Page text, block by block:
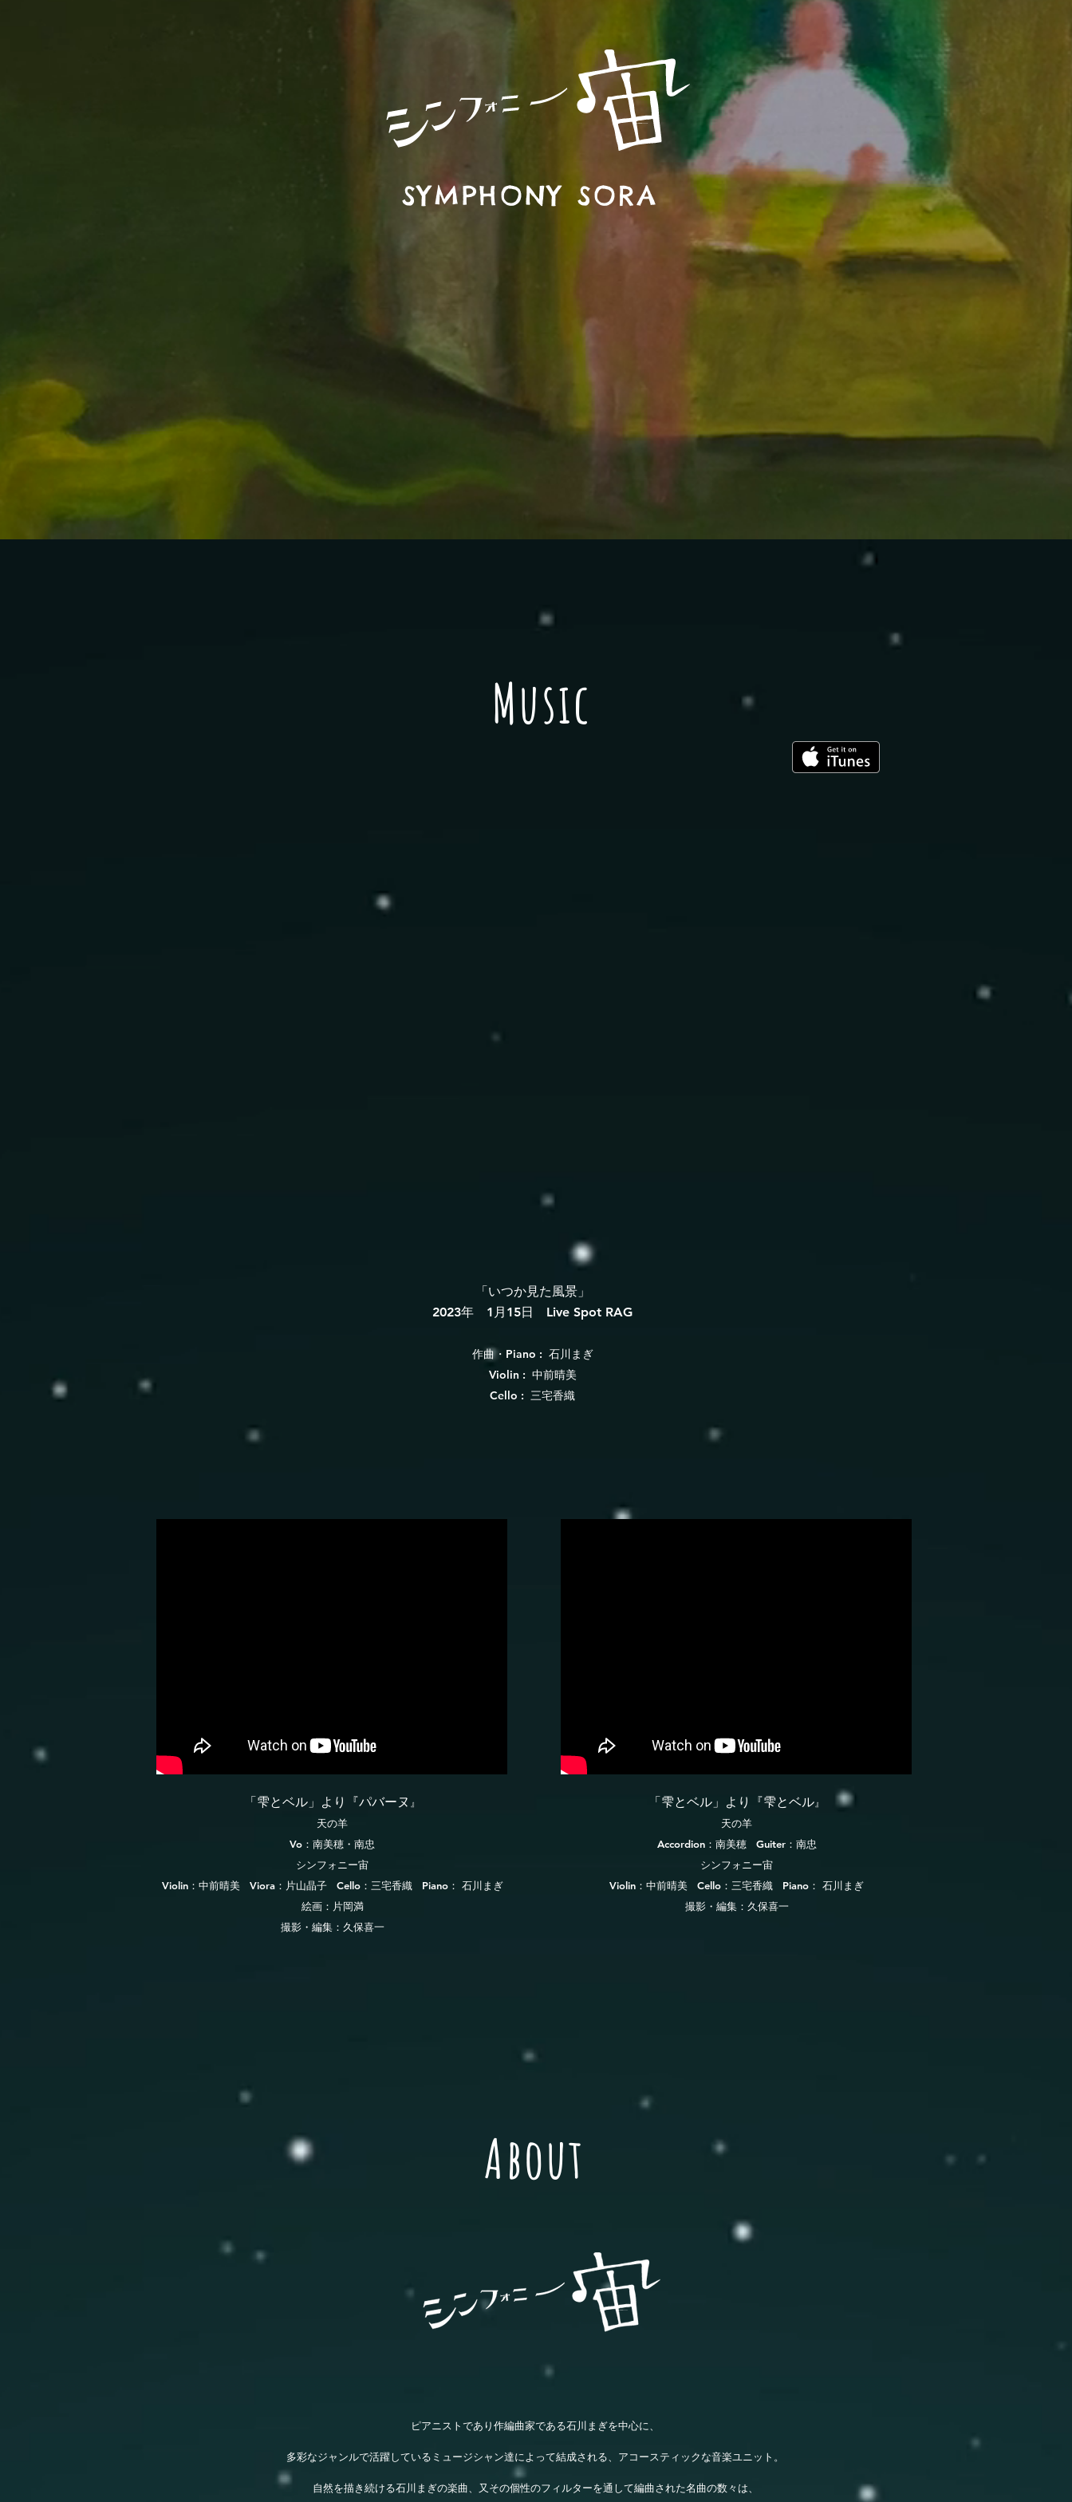
SYMPHONY SORA
​Music
「いつか見た風景」
2023年 1月15日 Live Spot RAG
作曲・Piano : 石川まぎ
Violin : 中前晴美
Cello : 三宅香織
「雫とベル」よ り​『パバーヌ 』
天の羊
Vo：南美穂・南忠
シンフォニー宙
Violin：中前晴美 Viora：片山晶子 Cello：三宅香織 Piano： 石川まぎ
絵画：片岡満
撮影・編集：久保喜一
「雫とベル」より​『雫とベル』
天の羊
Accordion：南美穂 Guiter：南忠
シンフォニー宙
Violin：中前晴美 Cello：三宅香織 Piano： 石川まぎ
撮影・編集：久保喜一
About
ピアニストであり作編曲家である石川まぎを中心に、
多彩なジャンルで活躍しているミュージシャン達によって結成される、 アコースティックな音楽ユニット。
自然を描き続ける石川まぎの楽曲、又その個性のフィルターを通して編曲された名曲の数々は、